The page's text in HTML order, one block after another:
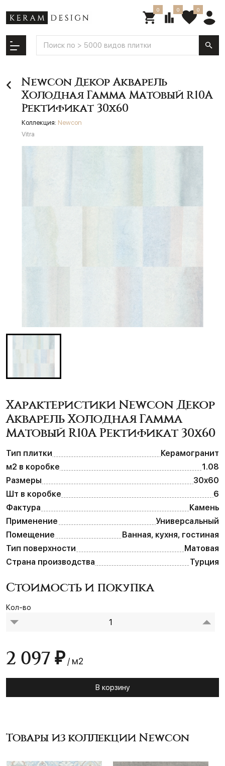
0 0 0
Newcon Декор Акварель
Холодная Гамма Матовый R10A
Ректификат 30x60
Коллекция: Newcon
Vitra
Характеристики Newcon Декор
Акварель Холодная Гамма
Матовый R10A Ректификат 30x60
Тип плитки
Керамогранит
м2 в коробке
1.08
Размеры
30x60
Шт в коробке
6
Фактура
Камень
Применение
Универсальный
Помещение
Ванная, кухня, гостиная
Тип поверхности
Матовая
Страна производства
Турция
Стоимость и покупка
2 097 ₽ / м2
Кол-во
В корзину
Товары из коллекции Newcon